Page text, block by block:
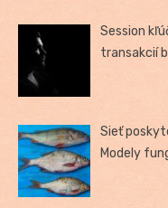
Session
transakcií
Sieť
Modely